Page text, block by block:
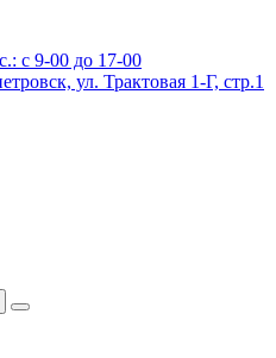
с 9-00 до 17-00
ул. Трактовая 1-Г, стр.1